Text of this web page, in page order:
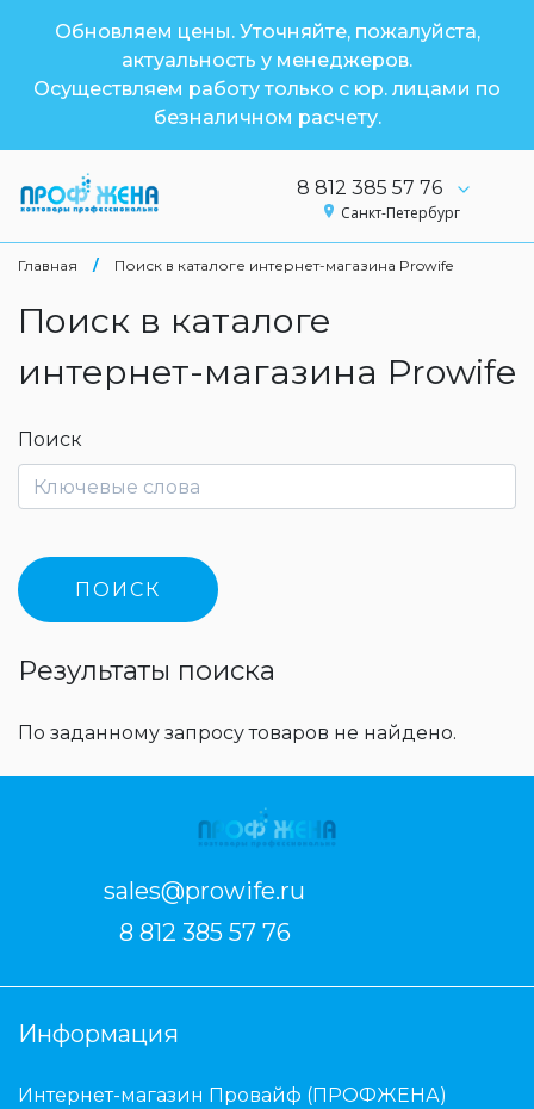
Обновляем цены. Уточняйте, пожалуйста,
актуальность у менеджеров.
Осуществляем работу только с юр. лицами по
безналичном расчету.
8 812 385 57 76
Санкт-Петербург
Главная / Поиск в каталоге интернет-магазина Prowife
Поиск в каталоге
интернет-магазина Prowife
Поиск
Результаты поиска
По заданному запросу товаров не найдено.
sales@prowife.ru
8 812 385 57 76
Информация
Интернет-магазин Провайф (ПРОФЖЕНА)